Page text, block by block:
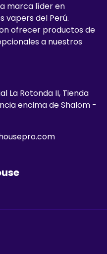
marca líder en
vapers del Perú.
ofrecer productos de
a nuestros
La Rotonda II, Tienda
encima de Shalom -